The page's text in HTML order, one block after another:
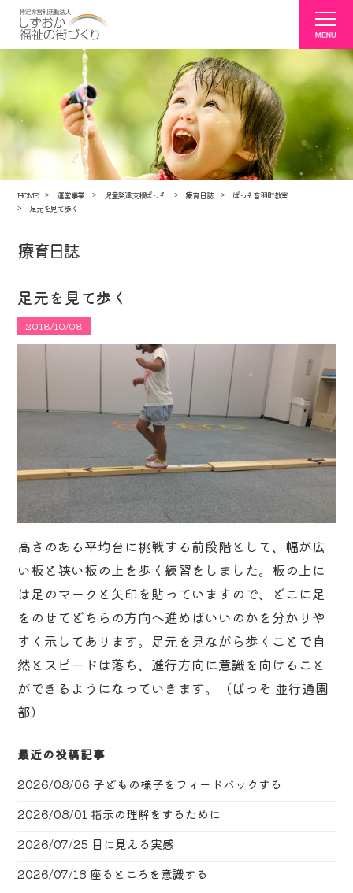
HOME 運営事業 児童発達支援ぱっそ 療育日誌
ぱっそ音羽町教室
足元を見て歩く
療育日誌
足元を見て歩く
2018/10/08
高さのある平均台に挑戦する前段階として、幅が広
い板と狭い板の上を歩く練習をしました。板の上に
は足のマークと矢印を貼っていますので、どこに足
をのせてどちらの方向へ進めばいいのかを分かりや
すく示してあります。足元を見ながら歩くことで自
然とスピードは落ち、進行方向に意識を向けること
ができるようになっていきます。（ぱっそ 並行通園
部）
最近の投稿記事
2026/08/06 子どもの様子をフィードバックする
2026/08/01 指示の理解をするために
2026/07/25 目に見える実感
2026/07/18 座るところを意識する